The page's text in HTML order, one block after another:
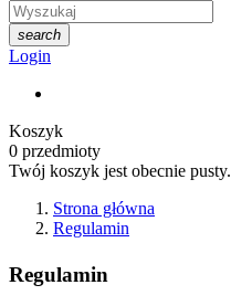
search
Login
Koszyk
0 przedmioty
Twój koszyk jest obecnie pusty.
Strona główna
Regulamin
Regulamin